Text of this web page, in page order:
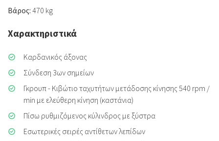
Βάρος: 470 kg
Χαρακτηριστικά
Καρδανικός άξονας
Σύνδεση 3ων σημείων
Γκρουπ - Κιβώτιο ταχυτήτων μετάδοσης κίνησης 540 rpm /
min με ελεύθερη κίνηση (καστάνια)
Πίσω ρυθμιζόμενος κύλινδρος με ξύστρα
Εσωτερικές σειρές αντίθετων λεπίδων